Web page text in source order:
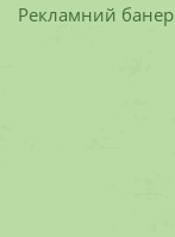
Рекламний банер